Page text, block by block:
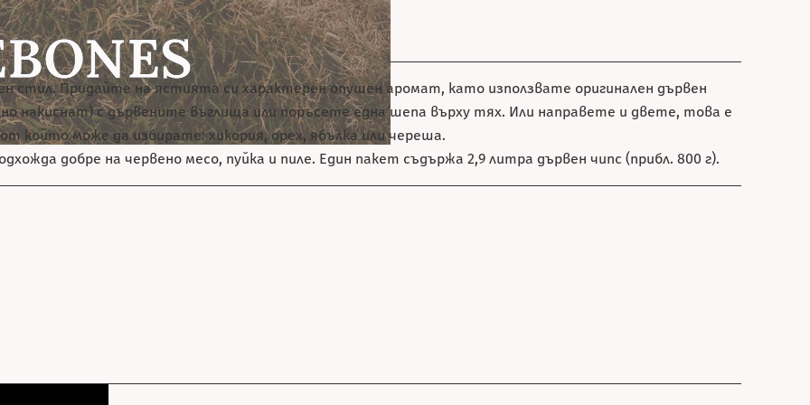
стил. Придайте на ястията си характерен опушен аромат, като използвате оригинален дървен
накиснат) с дървените въглища или поръсете една шепа върху тях. Или направете и двете, това е
който може да избирате: хикория, орех, ябълка или череша.
добре на червено месо, пуйка и пиле. Един пакет съдържа 2,9 литра дървен чипс (прибл. 800 г).